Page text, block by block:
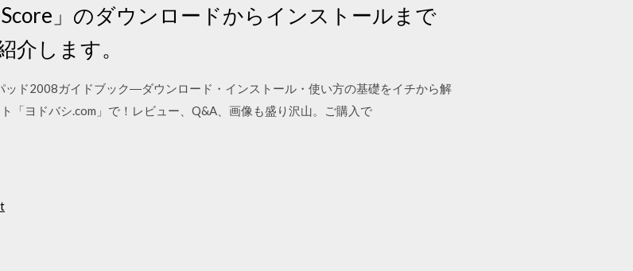
」のダウンロードからインストールまで
介します。
ッド2008ガイドブック―ダウンロード・インストール・使い方の基礎をイチから解
「ヨドバシ.com」で！レビュー、Q&A、画像も盛り沢山。ご購入で